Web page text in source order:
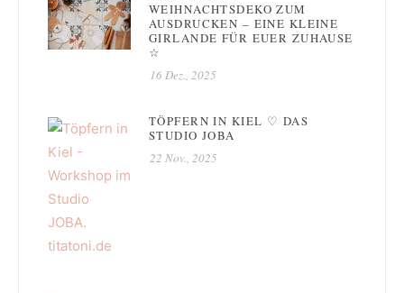
WEIHNACHTSDEKO ZUM
AUSDRUCKEN – EINE KLEINE
GIRLANDE FÜR EUER ZUHAUSE
☆
16 Dez., 2025
TÖPFERN IN KIEL ♡ DAS
STUDIO JOBA
22 Nov., 2025